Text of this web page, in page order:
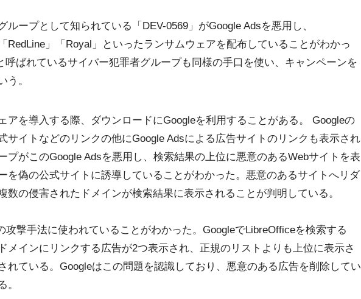
ループとして知られている「DEV-0569」がGoogle Adsを悪用し、
RedLine」「Royal」といったランサムウェアを配布していることがわかっ
呼ばれているサイバー犯罪者グループも同様の手口を使い、キャンペーンを
う。
アを導入する際、ダウンロードにGoogleを利用することがある。 Googleの
サイトなどのリンクの他にGoogle Adsによる広告サイトのリンクも表示され
プがこのGoogle Adsを悪用し、検索結果の上位に悪意のあるWebサイトを表
を偽の公式サイトに誘導していることがわかった。悪意のあるサイトへリダ
数の侵害されたドメインが検索結果に表示されることが判明している。
攻撃手法に使われていることがわかった。GoogleでLibreOfficeを検索する
メインにリンクする広告が2つ表示され、正規のリストよりも上位に表示さ
れている。Googleはこの問題を認識しており、悪意のある広告を削除してい
。